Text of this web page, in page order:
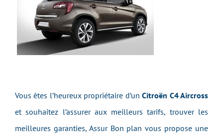
Vous êtes l’heureux propriétaire d’unCitroën C4 Aircross
et souhaitez l’assurer aux meilleurs tarifs, trouver les
meilleures garanties, Assur Bon plan vous propose une